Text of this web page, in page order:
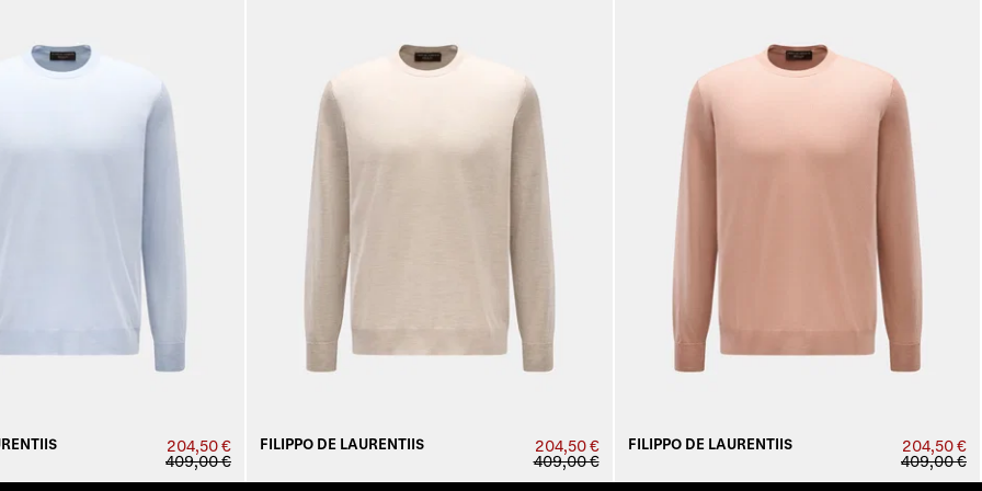
204,50 €
409,00 €
FILIPPO DE LAURENTIIS
204,50 €
409,00 €
FILIPPO DE LAURENTIIS
204,50 €
409,00 €